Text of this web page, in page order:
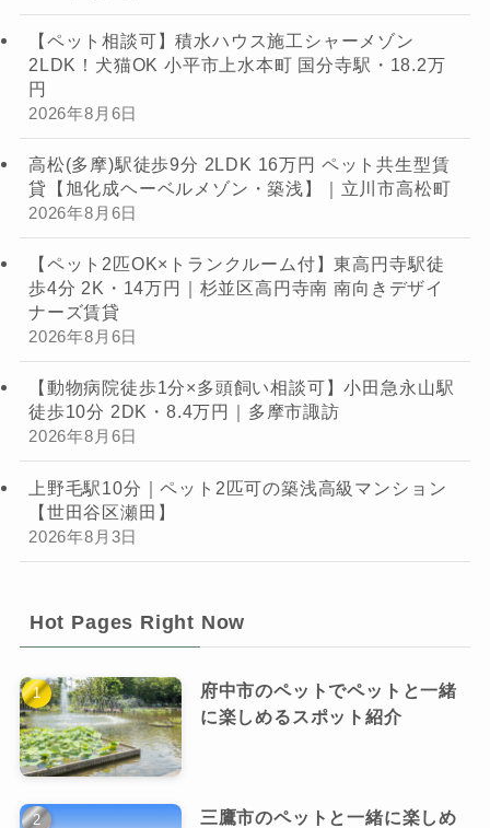
【ペット相談可】積水ハウス施工シャーメゾン
2LDK！犬猫OK 小平市上水本町 国分寺駅・18.2万
円
2026年8月6日
高松(多摩)駅徒歩9分 2LDK 16万円 ペット共生型賃
貸【旭化成ヘーベルメゾン・築浅】｜立川市高松町
2026年8月6日
【ペット2匹OK×トランクルーム付】東高円寺駅徒
歩4分 2K・14万円｜杉並区高円寺南 南向きデザイ
ナーズ賃貸
2026年8月6日
【動物病院徒歩1分×多頭飼い相談可】小田急永山駅
徒歩10分 2DK・8.4万円｜多摩市諏訪
2026年8月6日
上野毛駅10分｜ペット2匹可の築浅高級マンション
【世田谷区瀬田】
2026年8月3日
Hot Pages Right Now
府中市のペットでペットと一緒
に楽しめるスポット紹介
三鷹市のペットと一緒に楽しめ